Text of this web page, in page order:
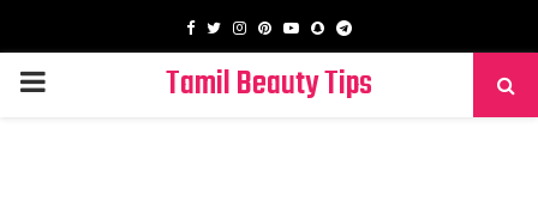
Facebook
TwitterInstagram
PinterestYoutube
SnapchatTelegram
PRIMARY
Tamil Beauty Tips